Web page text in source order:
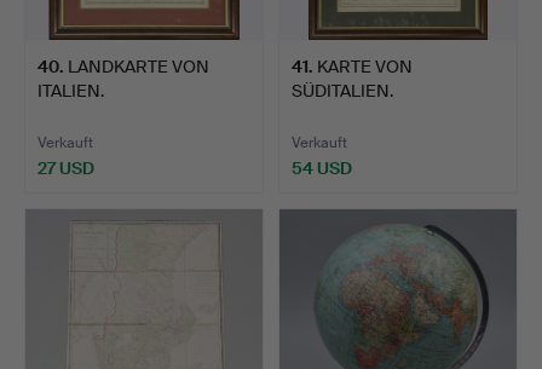
40. LANDKARTE VON
ITALIEN.
Verkauft
27 USD
41. KARTE VON
SÜDITALIEN.
Verkauft
54 USD